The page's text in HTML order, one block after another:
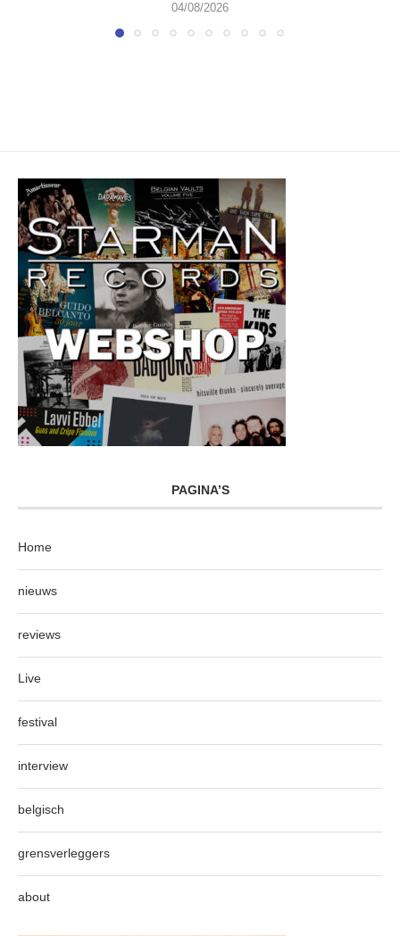
04/08/2026
PAGINA’S
Home
nieuws
reviews
Live
festival
interview
belgisch
grensverleggers
about